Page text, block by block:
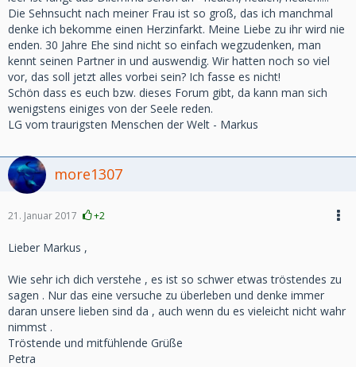
Die Sehnsucht nach meiner Frau ist so groß, das ich manchmal
denke ich bekomme einen Herzinfarkt. Meine Liebe zu ihr wird nie
enden. 30 Jahre Ehe sind nicht so einfach wegzudenken, man
kennt seinen Partner in und auswendig. Wir hatten noch so viel
vor, das soll jetzt alles vorbei sein? Ich fasse es nicht!
Schön dass es euch bzw. dieses Forum gibt, da kann man sich
wenigstens einiges von der Seele reden.
LG vom traurigsten Menschen der Welt - Markus
more1307
21. Januar 2017 +2
Lieber Markus ,
Wie sehr ich dich verstehe , es ist so schwer etwas tröstendes zu
sagen . Nur das eine versuche zu überleben und denke immer
daran unsere lieben sind da , auch wenn du es vieleicht nicht wahr
nimmst .
Tröstende und mitfühlende Grüße
Petra